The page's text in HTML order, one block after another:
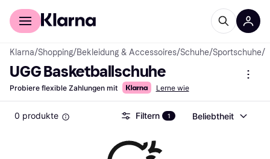
Für Shopper
Klarna/Shopping/Bekleidung & Accessoires/Schuhe/Sportschuhe/
UGG Basketballschuhe
Probiere flexible Zahlungen mit Lerne wie
0 produkte Filtern 1 Beliebtheit